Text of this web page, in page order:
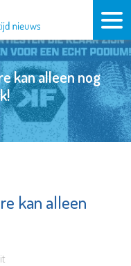
kan alleen nog
kan alleen